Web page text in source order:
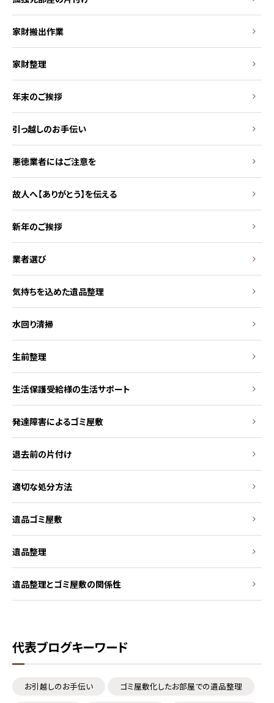
家財搬出作業
家財整理
年末のご挨拶
引っ越しのお手伝い
悪徳業者にはご注意を
故人へ【ありがとう】を伝える
新年のご挨拶
業者選び
気持ちを込めた遺品整理
水回り清掃
生前整理
生活保護受給様の生活サポート
発達障害によるゴミ屋敷
退去前の片付け
適切な処分方法
遺品ゴミ屋敷
遺品整理
遺品整理とゴミ屋敷の関係性
代表ブログキーワード
お引越しのお手伝い ゴミ屋敷化したお部屋での遺品整理